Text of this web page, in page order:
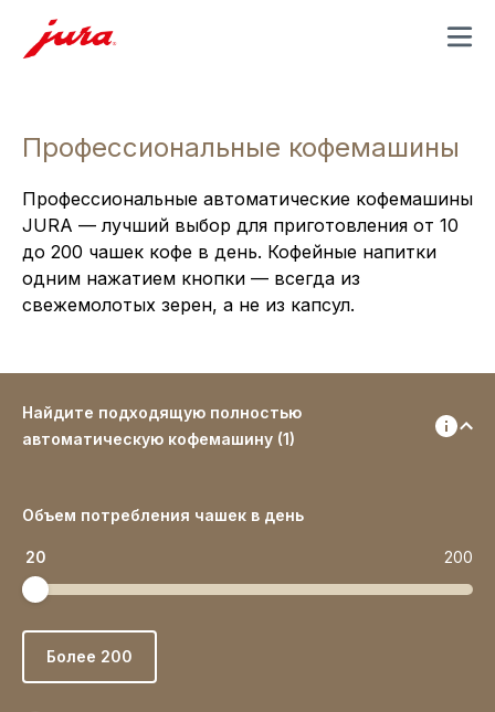
MENU
Профессиональные кофемашины
Профессиональные автоматические кофемашины
JURA — лучший выбор для приготовления от 10
до 200 чашек кофе в день. Кофейные напитки
одним нажатием кнопки — всегда из
свежемолотых зерен, а не из капсул.
Найдите подходящую полностью
автоматическую кофемашину (1)
Объем потребления чашек в день
200
20
Более 200